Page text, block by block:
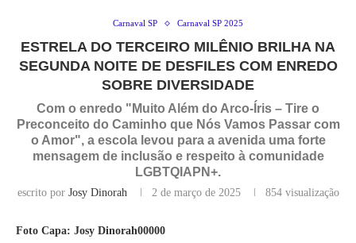
Carnaval SP Carnaval SP 2025
ESTRELA DO TERCEIRO MILÊNIO BRILHA NA
SEGUNDA NOITE DE DESFILES COM ENREDO
SOBRE DIVERSIDADE
Com o enredo "Muito Além do Arco-Íris – Tire o
Preconceito do Caminho que Nós Vamos Passar com
o Amor", a escola levou para a avenida uma forte
mensagem de inclusão e respeito à comunidade
LGBTQIAPN+.
escrito por Josy Dinorah 2 de março de 2025 854visualização
Foto Capa: Josy Dinorah00000